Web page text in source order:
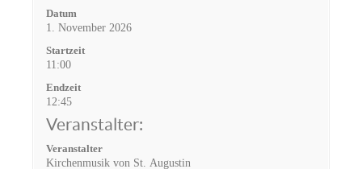
Datum
1. November 2026
Startzeit
11:00
Endzeit
12:45
Veranstalter:
Veranstalter
Kirchenmusik von St. Augustin